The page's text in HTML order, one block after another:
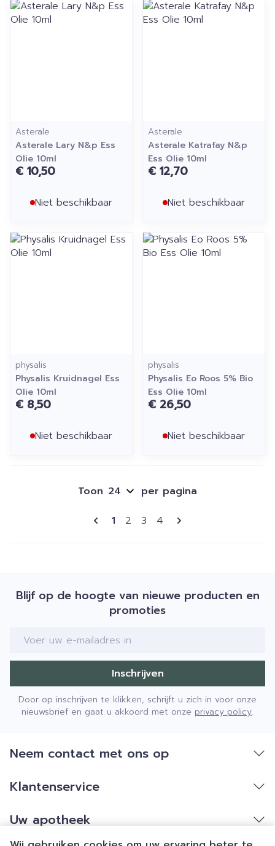
Asterale
Asterale Lary N&p Ess
Olie 10ml
€ 10,50
Niet beschikbaar
Asterale
Asterale Katrafay N&p
Ess Olie 10ml
€ 12,70
Niet beschikbaar
physalis
Physalis Kruidnagel Ess
Olie 10ml
€ 8,50
Niet beschikbaar
physalis
Physalis Eo Roos 5% Bio
Ess Olie 10ml
€ 26,50
Niet beschikbaar
Pagina's
U lees momenteel pagina
1 Pagina
2 Pagina
3 Pagina
4
Toon per pagina
Blijf op de hoogte van nieuwe producten en
promoties
E-mail adres
Inschrijven
Door op inschrijven te klikken, schrijft u zich in voor onze
nieuwsbrief en gaat u akkoord met onze privacy policy.
Neem contact met ons op
Klantenservice
Uw apotheek